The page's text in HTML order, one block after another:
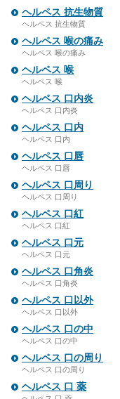
ヘルペス 抗生物質
ヘルペス 抗生物質
ヘルペス 喉の痛み
ヘルペス 喉の痛み
ヘルペス 喉
ヘルペス 喉
ヘルペス 口内炎
ヘルペス 口内炎
ヘルペス 口内
ヘルペス 口内
ヘルペス 口唇
ヘルペス 口唇
ヘルペス 口周り
ヘルペス 口周り
ヘルペス 口紅
ヘルペス 口紅
ヘルペス 口元
ヘルペス 口元
ヘルペス 口角炎
ヘルペス 口角炎
ヘルペス 口以外
ヘルペス 口以外
ヘルペス 口の中
ヘルペス 口の中
ヘルペス 口の周り
ヘルペス 口の周り
ヘルペス 口 薬